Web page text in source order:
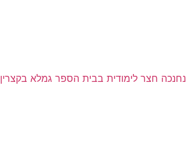
נחנכה חצר לימודית בבית הספר גמלא בקצרין